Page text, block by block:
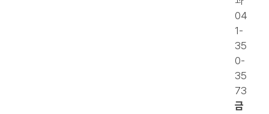
04
1-
35
0-
35
73
금